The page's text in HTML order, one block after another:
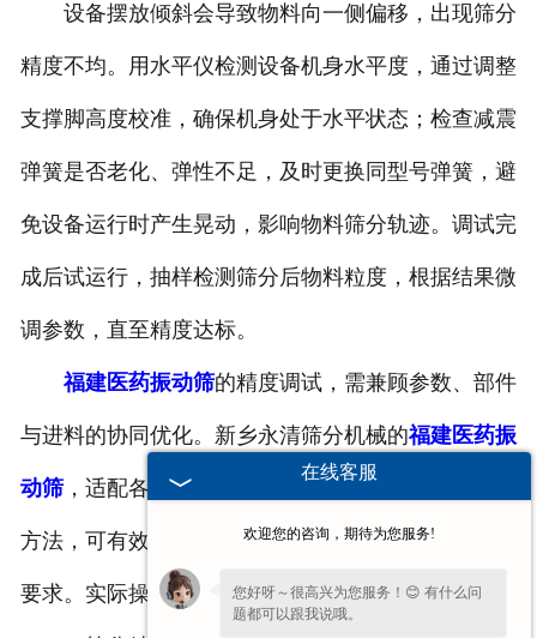
设备摆放倾斜会导致物料向一侧偏移，出现筛分
精度不均。用水平仪检测设备机身水平度，通过调整
支撑脚高度校准，确保机身处于水平状态；检查减震
弹簧是否老化、弹性不足，及时更换同型号弹簧，避
免设备运行时产生晃动，影响物料筛分轨迹。调试完
成后试运行，抽样检测筛分后物料粒度，根据结果微
调参数，直至精度达标。
福建医药振动筛的精度调试，需兼顾参数、部件
与进料的协同优化。新乡永清筛分机械的福建医药振
动筛，适配各类******物料筛分需求，配合上述调试
方法，可有效改善精度偏差，助力医药生产满足合规
要求。实际操作中，需结合具体物料特性灵活调整，
在线客服
欢迎您的咨询，期待为您服务!
您好呀～很高兴为您服务！😊 有什么问
题都可以跟我说哦。